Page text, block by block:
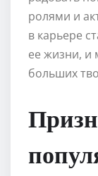
ролями и
в карьере
ее жизни,
больших